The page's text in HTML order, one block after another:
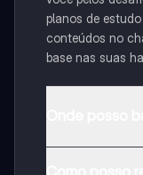
planos de
conteúdos no
base nas suas